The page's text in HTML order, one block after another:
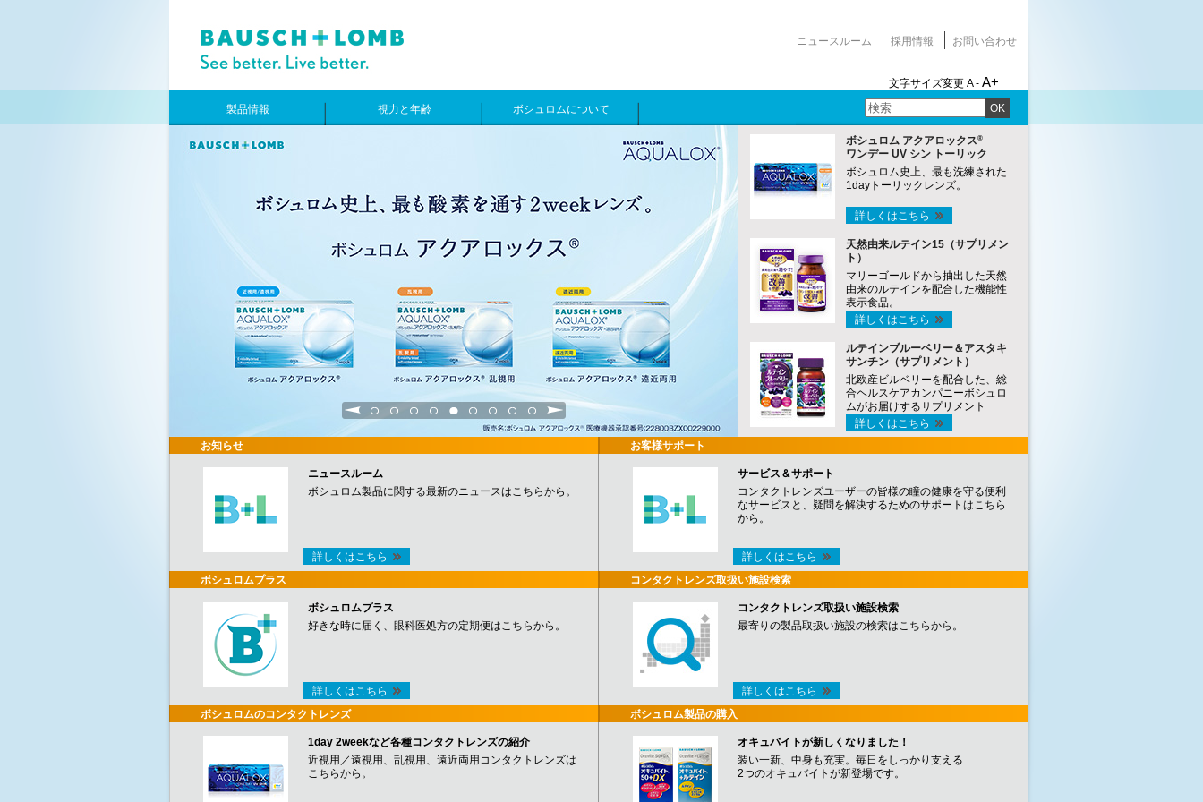
ニュースルーム 採用情報 お問い合わせ
文字サイズ変更 A - A+
OK
製品情報 視力と年齢 ボシュロムについて
1 2 3 4 5 6 7 8 9
ボシュロム アクアロックス®
ワンデー UV シン トーリック
ボシュロム史上、最も洗練された
1dayトーリックレンズ。
詳しくはこちら
天然由来ルテイン15（サプリメン
ト）
マリーゴールドから抽出した天然
由来のルテインを配合した機能性
表示食品。
詳しくはこちら
ルテインブルーベリー＆アスタキ
サンチン（サプリメント）
北欧産ビルベリーを配合した、総
合ヘルスケアカンパニーボシュロ
ムがお届けするサプリメント
詳しくはこちら
お知らせ
ニュースルーム
ボシュロム製品に関する最新のニュースはこちらから。
詳しくはこちら
ボシュロムプラス
ボシュロムプラス
好きな時に届く、眼科医処方の定期便はこちらから。
詳しくはこちら
ボシュロムのコンタクトレンズ
1day 2weekなど各種コンタクトレンズの紹介
近視用／遠視用、乱視用、遠近両用コンタクトレンズは
こちらから。
お客様サポート
サービス＆サポート
コンタクトレンズユーザーの皆様の瞳の健康を守る便利
なサービスと、疑問を解決するためのサポートはこちら
から。
詳しくはこちら
コンタクトレンズ取扱い施設検索
コンタクトレンズ取扱い施設検索
最寄りの製品取扱い施設の検索はこちらから。
詳しくはこちら
ボシュロム製品の購入
オキュバイトが新しくなりました！
装い一新、中身も充実。毎日をしっかり支える
2つのオキュバイトが新登場です。